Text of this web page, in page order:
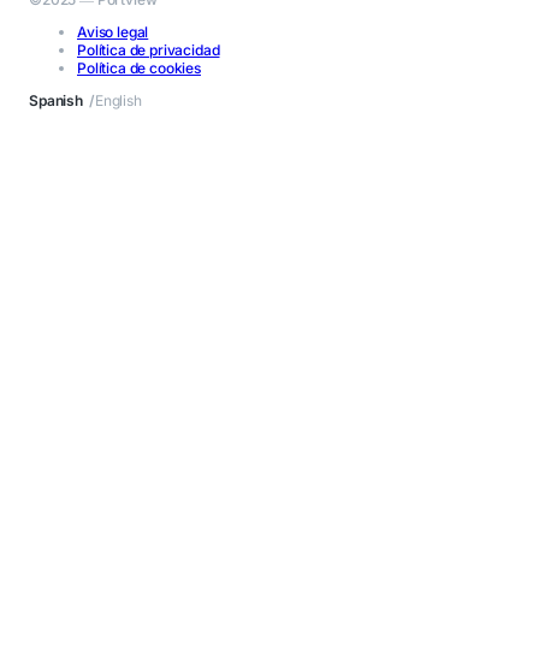
Aviso legal
Política de privacidad
Política de cookies
Spanish
English